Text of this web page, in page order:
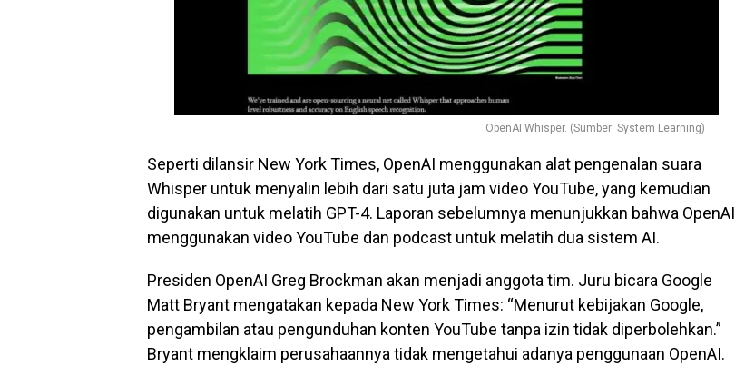
OpenAI Whisper. (Sumber: System Learning)
Seperti dilansir New York Times, OpenAI menggunakan alat pengenalan suara
Whisper untuk menyalin lebih dari satu juta jam video YouTube, yang kemudian
digunakan untuk melatih GPT-4. Laporan sebelumnya menunjukkan bahwa OpenAI
menggunakan video YouTube dan podcast untuk melatih dua sistem AI.
Presiden OpenAI Greg Brockman akan menjadi anggota tim. Juru bicara Google
Matt Bryant mengatakan kepada New York Times: “Menurut kebijakan Google,
pengambilan atau pengunduhan konten YouTube tanpa izin tidak diperbolehkan.”
Bryant mengklaim perusahaannya tidak mengetahui adanya penggunaan OpenAI.